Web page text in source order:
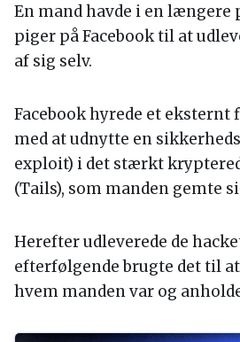
En mand havde i en længere
piger på Facebook til at
af sig selv.
Facebook hyrede et
med at udnytte en
exploit) i det stærkt
(Tails), som manden gemte
Herefter udleverede de
efterfølgende brugte det til
hvem manden var og